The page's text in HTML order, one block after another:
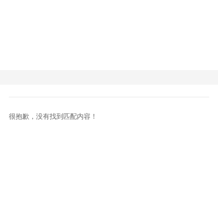
很抱歉，没有找到匹配内容！